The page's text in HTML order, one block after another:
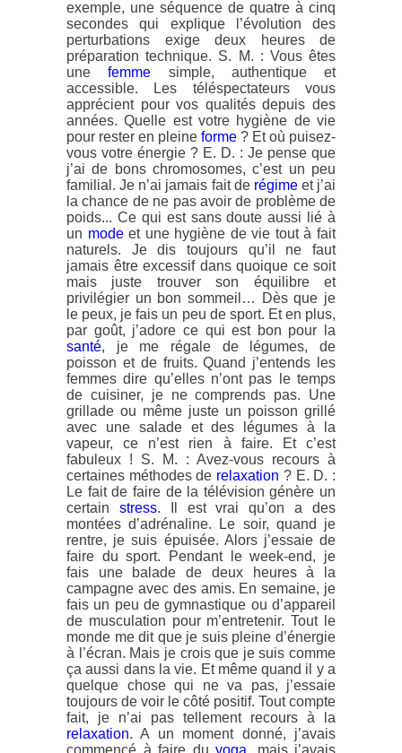
exemple, une séquence de quatre à cinq
secondes qui explique l’évolution des
perturbations exige deux heures de
préparation technique. S. M. : Vous êtes
unefemme simple, authentique et
accessible. Les téléspectateurs vous
apprécient pour vos qualités depuis des
années. Quelle est votre hygiène de vie
pour rester en pleine forme ? Et où puisez-
vous votre énergie ? E. D. : Je pense que
j’ai de bons chromosomes, c’est un peu
familial. Je n’ai jamais fait de régimeet j’ai
la chance de ne pas avoir de problème de
poids... Ce qui est sans doute aussi lié à
un modeet une hygiène de vie tout à fait
naturels. Je dis toujours qu’il ne faut
jamais être excessif dans quoique ce soit
mais juste trouver son équilibre et
privilégier un bon sommeil… Dès que je
le peux, je fais un peu de sport. Et en plus,
par goût, j’adore ce qui est bon pour la
santé, je me régale de légumes, de
poisson et de fruits. Quand j’entends les
femmes dire qu’elles n’ont pas le temps
de cuisiner, je ne comprends pas. Une
grillade ou même juste un poisson grillé
avec une salade et des légumes à la
vapeur, ce n’est rien à faire. Et c’est
fabuleux ! S. M. : Avez-vous recours à
certaines méthodes de relaxation ? E. D. :
Le fait de faire de la télévision génère un
certain stress. Il est vrai qu’on a des
montées d’adrénaline. Le soir, quand je
rentre, je suis épuisée. Alors j’essaie de
faire du sport. Pendant le week-end, je
fais une balade de deux heures à la
campagne avec des amis. En semaine, je
fais un peu de gymnastique ou d’appareil
de musculation pour m’entretenir. Tout le
monde me dit que je suis pleine d’énergie
à l’écran. Mais je crois que je suis comme
ça aussi dans la vie. Et même quand il y a
quelque chose qui ne va pas, j’essaie
toujours de voir le côté positif. Tout compte
fait, je n’ai pas tellement recours à la
relaxation. A un moment donné, j’avais
commencé à faire du yoga , mais j’avais